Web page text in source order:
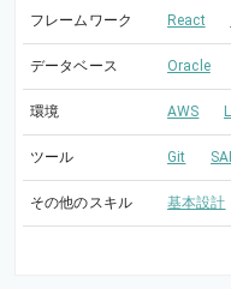
フレームワーク React
データベース Oracle
環境 AWS
ツール Git
その他のスキル 基本設計